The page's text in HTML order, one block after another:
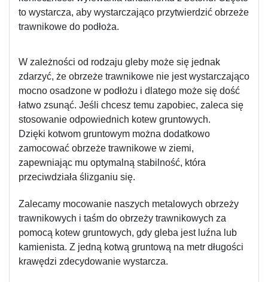
to wystarcza, aby wystarczająco przytwierdzić obrzeże
trawnikowe do podłoża.
W zależności od rodzaju gleby może się jednak
zdarzyć, że obrzeże trawnikowe nie jest wystarczająco
mocno osadzone w podłożu i dlatego może się dość
łatwo zsunąć. Jeśli chcesz temu zapobiec, zaleca się
stosowanie odpowiednich kotew gruntowych.
Dzięki kotwom gruntowym można dodatkowo
zamocować obrzeże trawnikowe w ziemi,
zapewniając mu optymalną stabilność, która
przeciwdziała ślizganiu się.
Zalecamy mocowanie naszych metalowych obrzeży
trawnikowych i taśm do obrzeży trawnikowych za
pomocą kotew gruntowych, gdy gleba jest luźna lub
kamienista. Z jedną kotwą gruntową na metr długości
krawędzi zdecydowanie wystarcza.